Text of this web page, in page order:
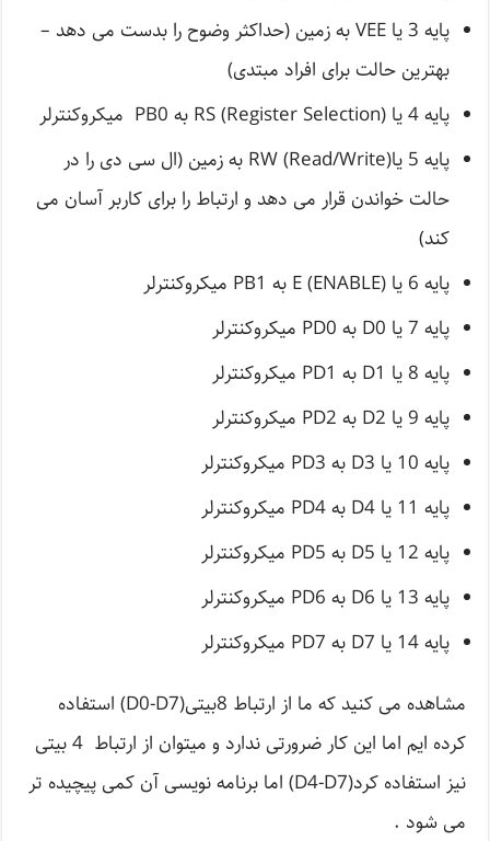
پایه 3 یا VEE به زمین (حداکثر وضوح را بدست می دهد –
بهترین حالت برای افراد مبتدی)
پایه 4 یا RS (Register Selection) به PB0 میکروکنترلر
پایه 5 یاRW (Read/Write) به زمین (ال سی دی را در
حالت خواندن قرار می دهد و ارتباط را برای کاربر آسان می
کند)
پایه 6 یا E (ENABLE) به PB1 میکروکنترلر
پایه 7 یا D0 به PD0 میکروکنترلر
پایه 8 یا D1 به PD1 میکروکنترلر
پایه 9 یا D2 به PD2 میکروکنترلر
پایه 10 یا D3 به PD3 میکروکنترلر
پایه 11 یا D4 به PD4 میکروکنترلر
پایه 12 یا D5 به PD5 میکروکنترلر
پایه 13 یا D6 به PD6 میکروکنترلر
پایه 14 یا D7 به PD7 میکروکنترلر
مشاهده می کنید که ما از ارتباط 8بیتی(D0-D7) استفاده
کرده ایم اما این کار ضرورتی ندارد و میتوان از ارتباط 4 بیتی
نیز استفاده کرد(D4-D7) اما برنامه نویسی آن کمی پیچیده تر
می شود .